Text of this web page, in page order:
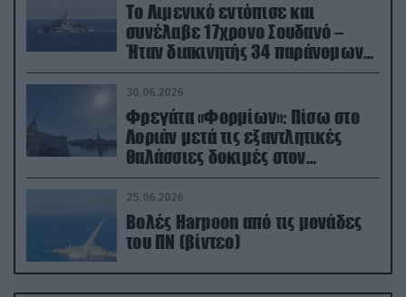
Το Λιμενικό εντόπισε και
συνέλαβε 17χρονο Σουδανό –
Ήταν διακινητής 34 παράνομων
μεταναστών
30.06.2026
Φρεγάτα «Φορμίων»: Πίσω στο
Λοριάν μετά τις εξαντλητικές
θαλάσσιες δοκιμές στον
απαιτητικό Βισκαϊκό
25.06.2026
Βολές Harpoon από τις μονάδες
του ΠΝ (βίντεο)